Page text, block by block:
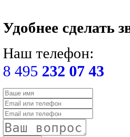
Удобнее сделать
Наш телефон:
8 495 232 07 43